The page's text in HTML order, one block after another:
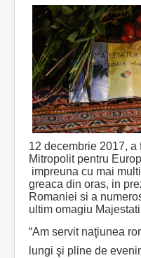
12 decembrie 2017, a
Mitropolit pentru
impreuna cu mai
greaca din oras, in
Romaniei si a
ultim omagiu
“Am servit naţiunea
lungi şi pline de